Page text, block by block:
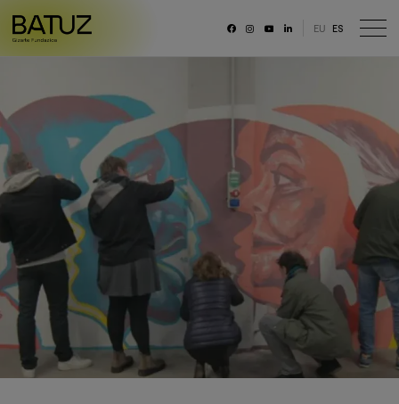
Fundación
Historia
Misión, Visión, Principios
Organización
Portal de transparencia
Memoria anual y datos generales
Canal ético
Trabaja con nosotras/os
EU ES